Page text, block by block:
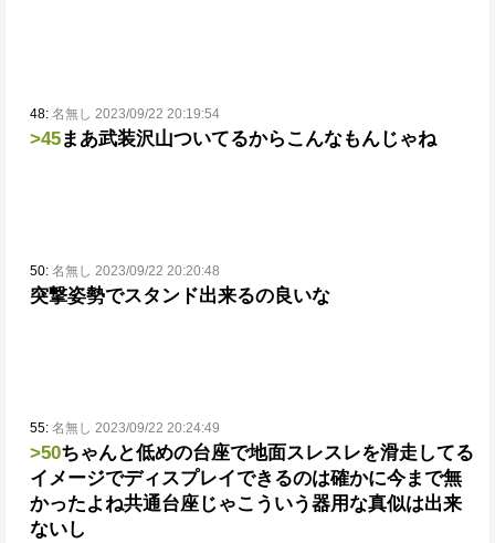
48: 名無し 2023/09/22 20:19:54
>45まあ武装沢山ついてるからこんなもんじゃね
50: 名無し 2023/09/22 20:20:48
突撃姿勢でスタンド出来るの良いな
55: 名無し 2023/09/22 20:24:49
>50ちゃんと低めの台座で地面スレスレを滑走してる
イメージでディスプレイできるのは確かに今まで無
かったよね共通台座じゃこういう器用な真似は出来
ないし